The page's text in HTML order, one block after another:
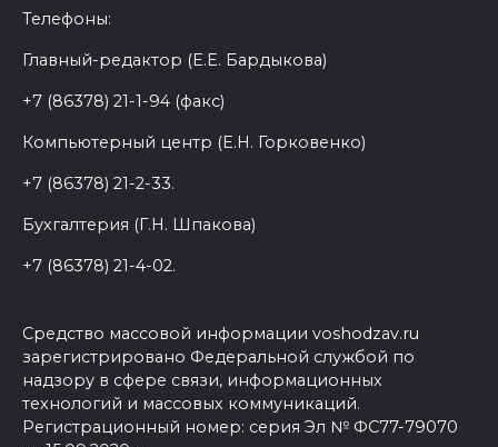
Телефоны:
Главный-редактор (Е.Е. Бардыкова)
+7 (86378) 21-1-94 (факс)
Компьютерный центр (Е.Н. Горковенко)
+7 (86378) 21-2-33.
Бухгалтерия (Г.Н. Шпакова)
+7 (86378) 21-4-02.
Средство массовой информации voshodzav.ru
зарегистрировано Федеральной службой по
надзору в сфере связи, информационных
технологий и массовых коммуникаций.
Регистрационный номер: серия Эл № ФС77-79070